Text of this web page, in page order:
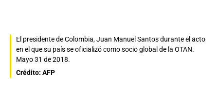
El presidente de Colombia, Juan Manuel Santos durante el acto
en el que su país se oficializó como socio global de la OTAN.
Mayo 31 de 2018.
Crédito: AFP